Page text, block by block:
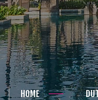
HOME